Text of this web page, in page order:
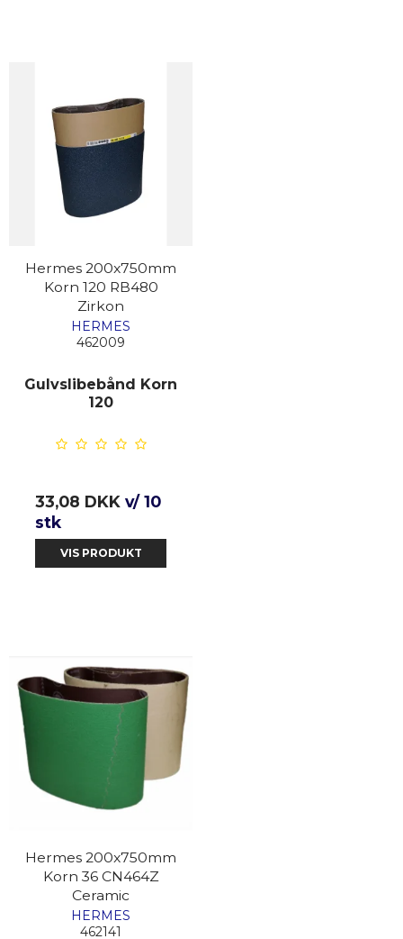
Hermes 200x750mm
Korn 120 RB480
Zirkon
HERMES
462009
Gulvslibebånd Korn
120
33,08 DKK v/ 10
stk
VIS PRODUKT
Hermes 200x750mm
Korn 36 CN464Z
Ceramic
HERMES
462141